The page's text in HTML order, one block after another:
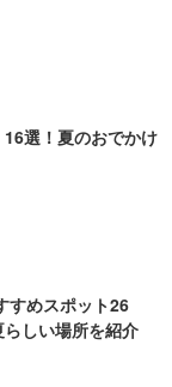
選！夏のおでかけ
すめスポット26
しい場所を紹介